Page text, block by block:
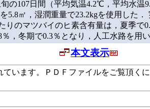
の107日間（平均気温4.2℃，平均水
㎡，湿潤重量で23.2kgを使用した
のマツバイのヒ素含有量は，夏季で
，冬期で0.3％となり，人工水路を用
本文表示
ます。ＰＤＦファイルをご覧頂くに